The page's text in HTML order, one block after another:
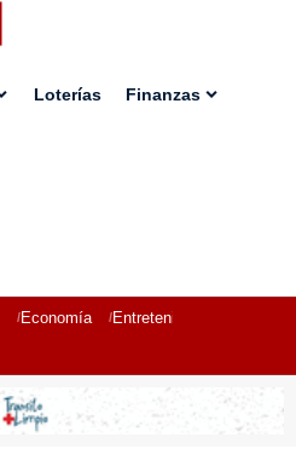
Loterías Finanzas
Economía Entretenimiento